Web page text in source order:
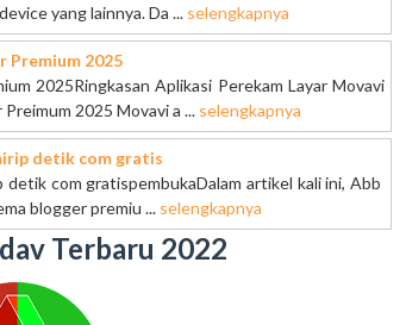
yang lainnya. Da ... selengkapnya
Premium 2025
2025Ringkasan Aplikasi Perekam Layar Movavi
2025 Movavi a ... selengkapnya
detik com gratis
com gratispembukaDalam artikel kali ini, Abb
blogger premiu ... selengkapnya
Terbaru 2022